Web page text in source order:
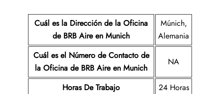
Cuál es la Dirección de la Oficina
de BRB Aire en Munich
Múnich,
Alemania
Cuál es el Número de Contacto de
la Oficina de BRB Aire en Munich
NA
Horas De Trabajo 24 Horas